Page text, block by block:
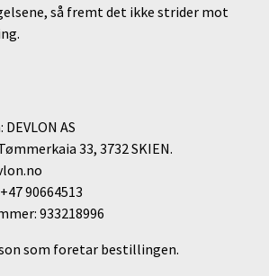
så fremt det ikke strider mot
AS
33, 3732 SKIEN.
+47 90664513
933218996
som foretar bestillingen.